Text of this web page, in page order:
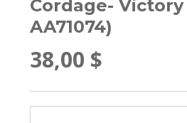
Cordage- Victory
AA71074)
38,00 $